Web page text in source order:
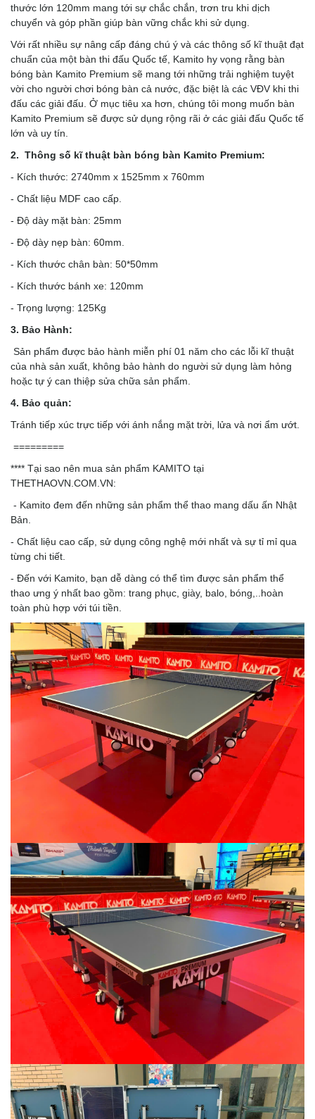
thước lớn 120mm mang tới sự chắc chắn, trơn tru khi dịch
chuyển và góp phần giúp bàn vững chắc khi sử dụng.
Với rất nhiều sự nâng cấp đáng chú ý và các thông số kĩ thuật đạt
chuẩn của một bàn thi đấu Quốc tế, Kamito hy vọng rằng bàn
bóng bàn Kamito Premium sẽ mang tới những trải nghiệm tuyệt
vời cho người chơi bóng bàn cả nước, đặc biệt là các VĐV khi thi
đấu các giải đấu. Ở mục tiêu xa hơn, chúng tôi mong muốn bàn
Kamito Premium sẽ được sử dụng rộng rãi ở các giải đấu Quốc tế
lớn và uy tín.
2. Thông số kĩ thuật bàn bóng bàn Kamito Premium:
- Kích thước: 2740mm x 1525mm x 760mm
- Chất liệu MDF cao cấp.
- Độ dày mặt bàn: 25mm
- Độ dày nẹp bàn: 60mm.
- Kích thước chân bàn: 50*50mm
- Kích thước bánh xe: 120mm
- Trọng lượng: 125Kg
3. Bảo Hành:
Sản phẩm được bảo hành miễn phí 01 năm cho các lỗi kĩ thuật
của nhà sản xuất, không bảo hành do người sử dụng làm hỏng
hoặc tự ý can thiệp sửa chữa sản phẩm.
4. Bảo quản:
Tránh tiếp xúc trực tiếp với ánh nắng mặt trời, lửa và nơi ẩm ướt.
=========
**** Tại sao nên mua sản phẩm KAMITO tại
THETHAOVN.COM.VN:
- Kamito đem đến những sản phẩm thể thao mang dấu ấn Nhật
Bản.
- Chất liệu cao cấp, sử dụng công nghệ mới nhất và sự tỉ mỉ qua
từng chi tiết.
- Đến với Kamito, bạn dễ dàng có thể tìm được sản phẩm thể
thao ưng ý nhất bao gồm: trang phục, giày, balo, bóng,..hoàn
toàn phù hợp với túi tiền.